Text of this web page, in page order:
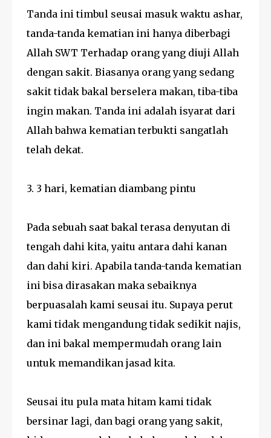
Tanda ini timbul seusai masuk waktu ashar,
tanda-tanda kematian ini hanya diberbagi
Allah SWT Terhadap orang yang diuji Allah
dengan sakit. Biasanya orang yang sedang
sakit tidak bakal berselera makan, tiba-tiba
ingin makan. Tanda ini adalah isyarat dari
Allah bahwa kematian terbukti sangatlah
telah dekat.
3. 3 hari, kematian diambang pintu
Pada sebuah saat bakal terasa denyutan di
tengah dahi kita, yaitu antara dahi kanan
dan dahi kiri. Apabila tanda-tanda kematian
ini bisa dirasakan maka sebaiknya
berpuasalah kami seusai itu. Supaya perut
kami tidak mengandung tidak sedikit najis,
dan ini bakal mempermudah orang lain
untuk memandikan jasad kita.
Seusai itu pula mata hitam kami tidak
bersinar lagi, dan bagi orang yang sakit,